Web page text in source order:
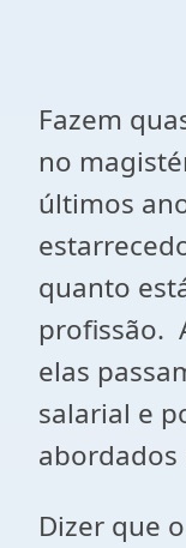
Fazem
no
últimos
quanto
profissão.
elas
salarial e
Dizer que